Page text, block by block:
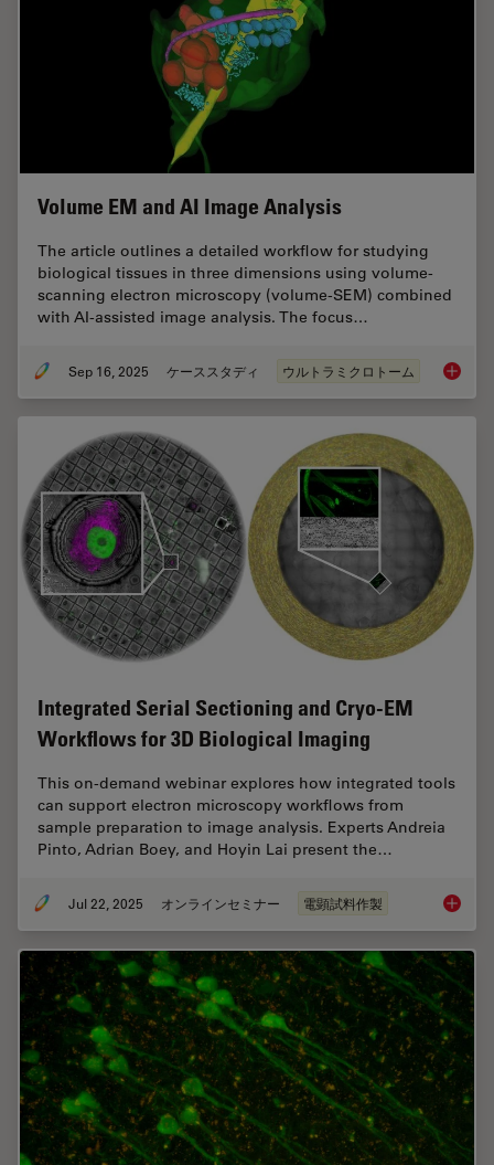
Volume EM and AI Image Analysis
The article outlines a detailed workflow for studying
biological tissues in three dimensions using volume-
scanning electron microscopy (volume-SEM) combined
with AI-assisted image analysis. The focus…
Sep 16, 2025 ケーススタディ ウルトラミクロトーム Volume
Integrated Serial Sectioning and Cryo-EM
Workflows for 3D Biological Imaging
This on-demand webinar explores how integrated tools
can support electron microscopy workflows from
sample preparation to image analysis. Experts Andreia
Pinto, Adrian Boey, and Hoyin Lai present the…
Jul 22, 2025 オンラインセミナー 電顕試料作製